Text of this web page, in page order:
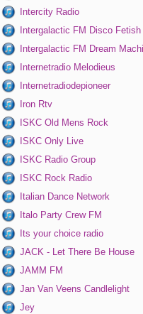
Intercity Radio
Intergalactic FM Disco Fetish
Intergalactic FM Dream
Internetradio Melodieus
Internetradiodepioneer
Iron Rtv
ISKC Old Mens Rock
ISKC Only Live
ISKC Radio Group
ISKC Rock Radio
Italian Dance Network
Italo Party Crew FM
Its your choice radio
JACK - Let There Be House
JAMM FM
Jan Van Veens Candlelight
Jey